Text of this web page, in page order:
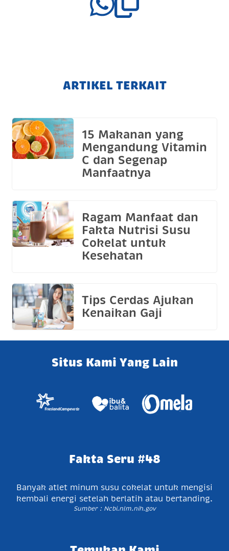
ARTIKEL TERKAIT
15 Makanan yang
Mengandung Vitamin
C dan Segenap
Manfaatnya
Ragam Manfaat dan
Fakta Nutrisi Susu
Cokelat untuk
Kesehatan
Tips Cerdas Ajukan
Kenaikan Gaji
Situs Kami Yang Lain
Fakta Seru #48
Banyak atlet minum susu cokelat untuk mengisi
kembali energi setelah berlatih atau bertanding.
Sumber : Ncbi.nlm.nih.gov